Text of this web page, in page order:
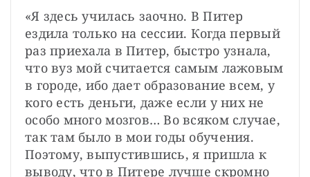
«Я здесь училась заочно. В Питер
ездила только на сессии. Когда первый
раз приехала в Питер, быстро узнала,
что вуз мой считается самым лажовым
в городе, ибо дает образование всем, у
кого есть деньги, даже если у них не
особо много мозгов… Во всяком случае,
так там было в мои годы обучения.
Поэтому, выпустившись, я пришла к
выводу, что в Питере лучше скромно